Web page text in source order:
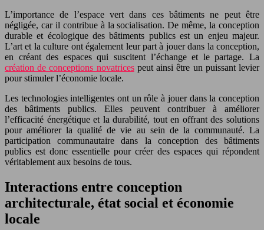
L’importance de l’espace vert dans ces bâtiments ne peut être
négligée, car il contribue à la socialisation. De même, la conception
durable et écologique des bâtiments publics est un enjeu majeur.
L’art et la culture ont également leur part à jouer dans la conception,
en créant des espaces qui suscitent l’échange et le partage. La
création de conceptions novatricespeut ainsi être un puissant levier
pour stimuler l’économie locale.
Les technologies intelligentes ont un rôle à jouer dans la conception
des bâtiments publics. Elles peuvent contribuer à améliorer
l’efficacité énergétique et la durabilité, tout en offrant des solutions
pour améliorer la qualité de vie au sein de la communauté. La
participation communautaire dans la conception des bâtiments
publics est donc essentielle pour créer des espaces qui répondent
véritablement aux besoins de tous.
Interactions entre conception
architecturale, état social et économie
locale